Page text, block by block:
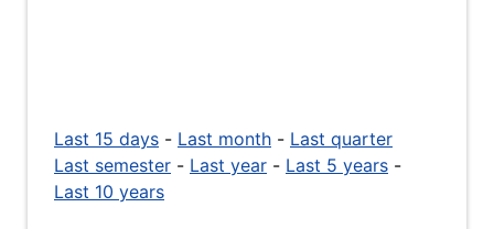
Last 15 days - Last month - Last quarter
Last semester - Last year - Last 5 years -
Last 10 years